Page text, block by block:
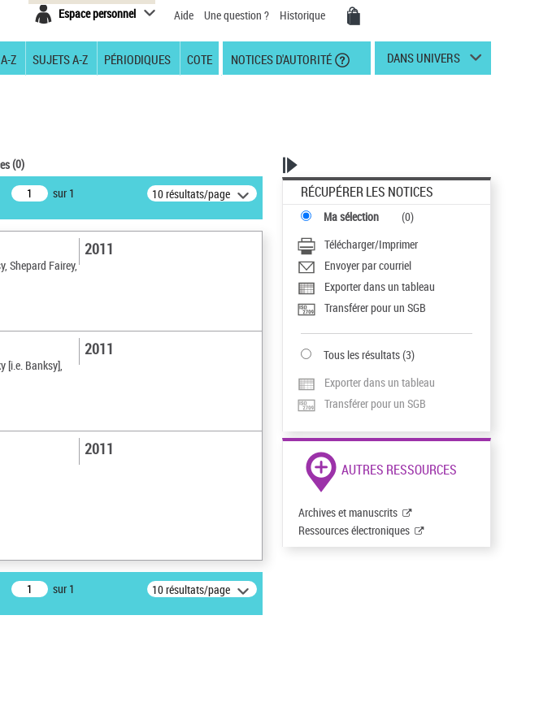
Espace personnel Aide Une question ? Historique
Z SUJETS A-Z PÉRIODIQUES COTE NOTICES D'AUTORITÉ DANS UNIVERS
(0)
sur 1 10 résultats/page
Shepard Fairey,
2011
[i.e. Banksy],
2011
2011
sur 1 10 résultats/page
RÉCUPÉRER LES NOTICES
Ma sélection (0)
Télécharger/Imprimer
Envoyer par courriel
Exporter dans un tableau
Transférer pour un SGB
Tous les résultats(3)
Exporter dans un tableau
Transférer pour un SGB
AUTRES RESSOURCES
Archives et manuscrits
Ressources électroniques